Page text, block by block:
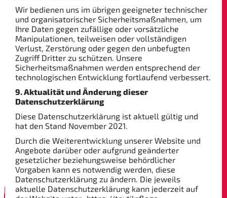
Wir bedienen uns im übrigen geeigneter technischer
und organisatorischer Sicherheitsmaßnahmen, um
Ihre Daten gegen zufällige oder vorsätzliche
Manipulationen, teilweisen oder vollständigen
Verlust, Zerstörung oder gegen den unbefugten
Zugriff Dritter zu schützen. Unsere
Sicherheitsmaßnahmen werden entsprechend der
technologischen Entwicklung fortlaufend verbessert.
9. Aktualität und Änderung dieser
Datenschutzerklärung
Diese Datenschutzerklärung ist aktuell gültig und
hat den Stand November 2021.
Durch die Weiterentwicklung unserer Website und
Angebote darüber oder aufgrund geänderter
gesetzlicher beziehungsweise behördlicher
Vorgaben kann es notwendig werden, diese
Datenschutzerklärung zu ändern. Die jeweils
aktuelle Datenschutzerklärung kann jederzeit auf